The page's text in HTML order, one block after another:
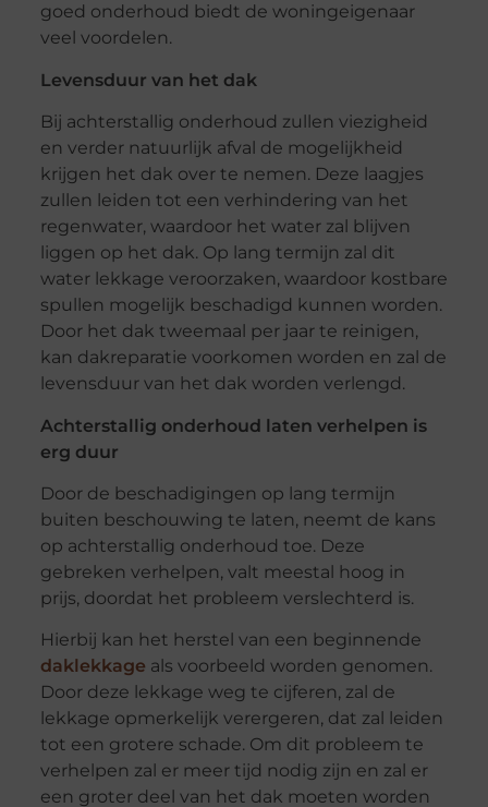
goed onderhoud biedt de woningeigenaar
veel voordelen.
Levensduur van het dak
Bij achterstallig onderhoud zullen viezigheid
en verder natuurlijk afval de mogelijkheid
krijgen het dak over te nemen. Deze laagjes
zullen leiden tot een verhindering van het
regenwater, waardoor het water zal blijven
liggen op het dak. Op lang termijn zal dit
water lekkage veroorzaken, waardoor kostbare
spullen mogelijk beschadigd kunnen worden.
Door het dak tweemaal per jaar te reinigen,
kan dakreparatie voorkomen worden en zal de
levensduur van het dak worden verlengd.
Achterstallig onderhoud laten verhelpen is
erg duur
Door de beschadigingen op lang termijn
buiten beschouwing te laten, neemt de kans
op achterstallig onderhoud toe. Deze
gebreken verhelpen, valt meestal hoog in
prijs, doordat het probleem verslechterd is.
Hierbij kan het herstel van een beginnende
daklekkage als voorbeeld worden genomen.
Door deze lekkage weg te cijferen, zal de
lekkage opmerkelijk verergeren, dat zal leiden
tot een grotere schade. Om dit probleem te
verhelpen zal er meer tijd nodig zijn en zal er
een groter deel van het dak moeten worden